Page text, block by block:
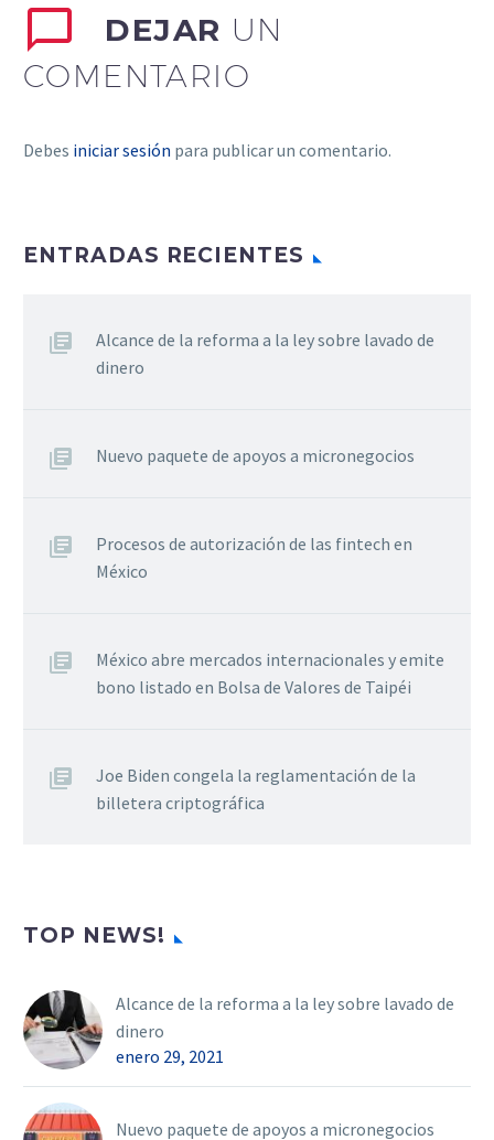
DEJAR UN
COMENTARIO
Debes iniciar sesión para publicar un comentario.
ENTRADAS RECIENTES
Alcance de la reforma a la ley sobre lavado de
dinero
Nuevo paquete de apoyos a micronegocios
Procesos de autorización de las fintech en
México
México abre mercados internacionales y emite
bono listado en Bolsa de Valores de Taipéi
Joe Biden congela la reglamentación de la
billetera criptográfica
TOP NEWS!
Alcance de la reforma a la ley sobre lavado de
dinero
enero 29, 2021
Nuevo paquete de apoyos a micronegocios